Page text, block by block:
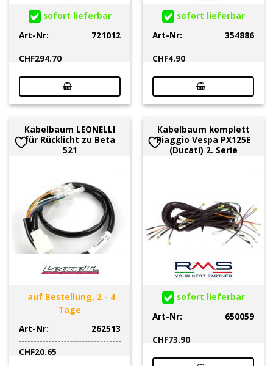
sofort lieferbar
Art-Nr:
721012
CHF294.70
sofort lieferbar
Art-Nr:
354886
CHF4.90
Kabelbaum LEONELLI
für Rücklicht zu Beta
521
auf Bestellung, 2 - 4
Tage
Art-Nr:
262513
CHF20.65
Kabelbaum komplett
Piaggio Vespa PX125E
(Ducati) 2. Serie
sofort lieferbar
Art-Nr:
650059
CHF73.90